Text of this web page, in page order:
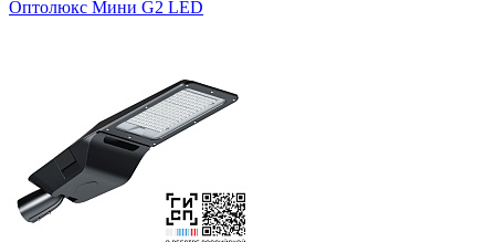
Оптолюкс Мини G2 LED